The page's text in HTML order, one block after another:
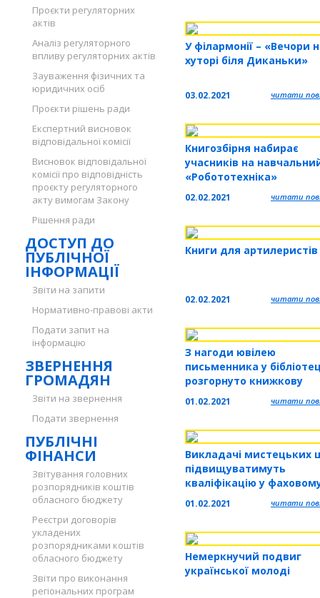
Проєкти регуляторних
актів
Аналіз регуляторного
впливу регуляторних актів
Зауваження фізичних та
юридичних осіб
Проєкти рішень ради
Експертний висновок
відповідальної комісії
Висновок відповідальної
комісії про відповідність
проєкту регуляторного
акту вимогам Закону
Рішення ради
ДОСТУП ДО
ПУБЛІЧНОЇ
ІНФОРМАЦІЇ
Звіти на запити
Нормативно-правові акти
Подати запит на
інформацію
ЗВЕРНЕННЯ
ГРОМАДЯН
Звіти на звернення
Подати звернення
ПУБЛІЧНІ
ФІНАНСИ
Звітування головних
розпорядників коштів
обласного бюджету
Реєстри договорів
укладених
розпорядниками коштів
обласного бюджету
Звіти про виконання
регіональних програм
У філармонії – «Вечори
хуторі біля Диканьки»
03.02.2021 читати
Книгозбірня набирає
учасників на
«Робототехніка»
02.02.2021 читати
Книги для артилеристів
02.02.2021 читати
З нагоди ювілею
письменника у
розгорнуто книжкову
виставку
01.02.2021 читати
Викладачі мистецьких
підвищуватимуть
кваліфікацію у
коледжі
01.02.2021 читати
Немеркнучий подвиг
української молоді